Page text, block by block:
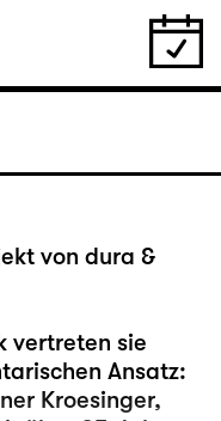
von dura &
vertreten sie
Ansatz:
Kroesinger,